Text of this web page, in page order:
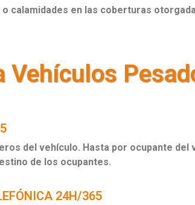
calamidades en las coberturas
Vehículos
del vehículo. Hasta por ocupante
de los ocupantes.
24H/365